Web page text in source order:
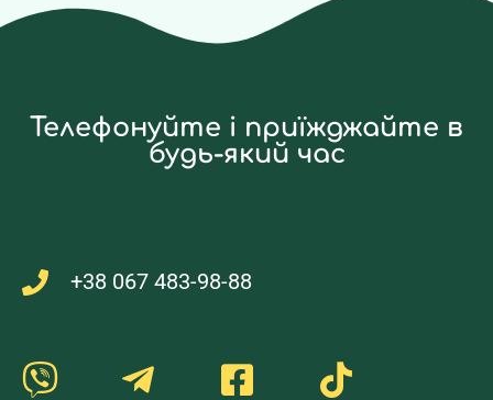
Телефонуйте і приїжджайте в
будь-який час
+38 067 483-98-88